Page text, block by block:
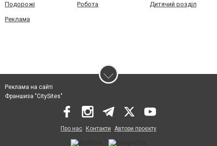
Подорожі Робота Дитячий розділ
Реклама
Реклама на сайті
Франшиза "CitySites"
Про нас Контакти Автори проєкту